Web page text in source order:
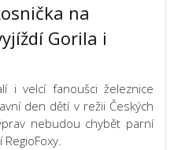
na
Gorila i
i velcí fanoušci železnice
den dětí v režii Českých
nebudou chybět parní